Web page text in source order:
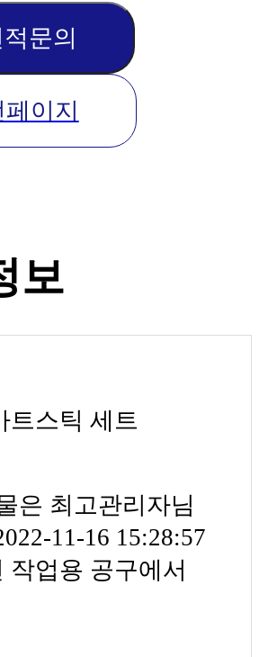
문의
이지
보
트스틱 세트
은 최고관리자님
11-16 15:28:57
작업용 공구에서